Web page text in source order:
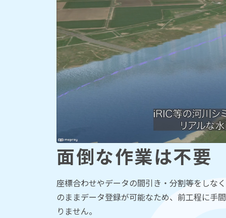
面倒な作業は不要
座標合わせやデータの間引き・分割等をしな
のままデータ登録が可能なため、前工程に手
りません。